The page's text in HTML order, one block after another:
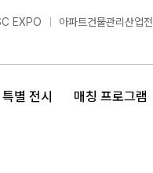
EXPO 아파트건물관리산업전
특별 전시 매칭 프로그램